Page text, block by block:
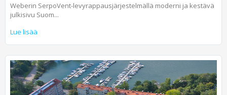
Weberin SerpoVent-levyrappausjärjestelmällä moderni ja kestävä
julkisivu Suom...
Lue lisää